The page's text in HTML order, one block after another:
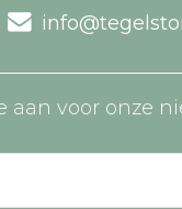
aan voor onze